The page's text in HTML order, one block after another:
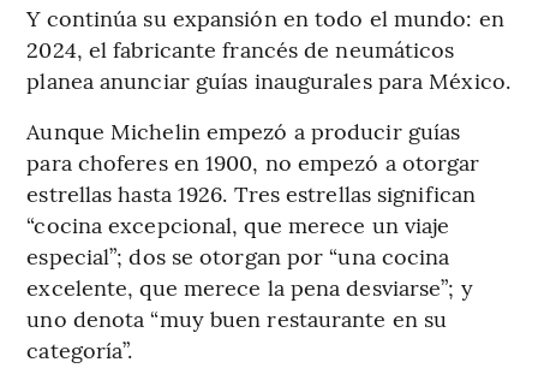
Y continúa su expansión en todo el mundo: en
2024, el fabricante francés de neumáticos
planea anunciar guías inaugurales para México.
Aunque Michelin empezó a producir guías
para choferes en 1900, no empezó a otorgar
estrellas hasta 1926. Tres estrellas significan
“cocina excepcional, que merece un viaje
especial”; dos se otorgan por “una cocina
excelente, que merece la pena desviarse”; y
uno denota “muy buen restaurante en su
categoría”.